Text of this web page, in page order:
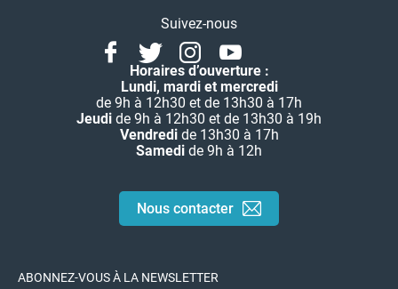
Suivez-nous
FacebookTwitterInstagramYoutube
Horaires d’ouverture :
Lundi, mardi et mercredi
de 9h à 12h30 et de 13h30 à 17h
Jeudi de 9h à 12h30 et de 13h30 à 19h
Vendredide 13h30 à 17h
Samedi de 9h à 12h
Nous contacter
ABONNEZ-VOUS À LA NEWSLETTER